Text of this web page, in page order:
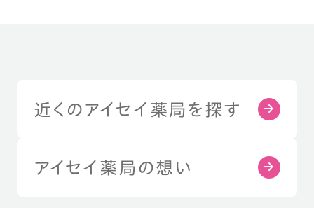
近くのアイセイ薬局を探す
アイセイ薬局の想い